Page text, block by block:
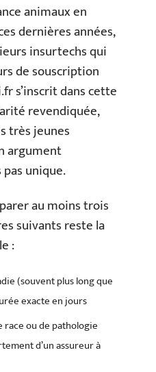
animaux en
dernières années,
insurtechs qui
de souscription
s’inscrit dans cette
revendiquée,
très jeunes
argument
unique.
au moins trois
suivants reste la
:
(souvent plus long que
exacte en jours
race ou de pathologie
d’un assureur à